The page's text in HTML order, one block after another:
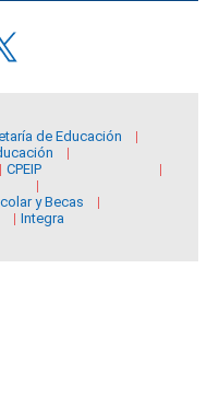
de Educación
CPEIP
y Becas
Integra